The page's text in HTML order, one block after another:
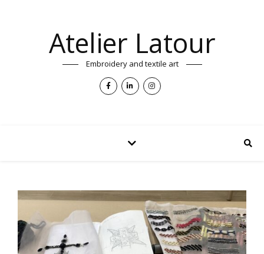
Atelier Latour
Embroidery and textile art